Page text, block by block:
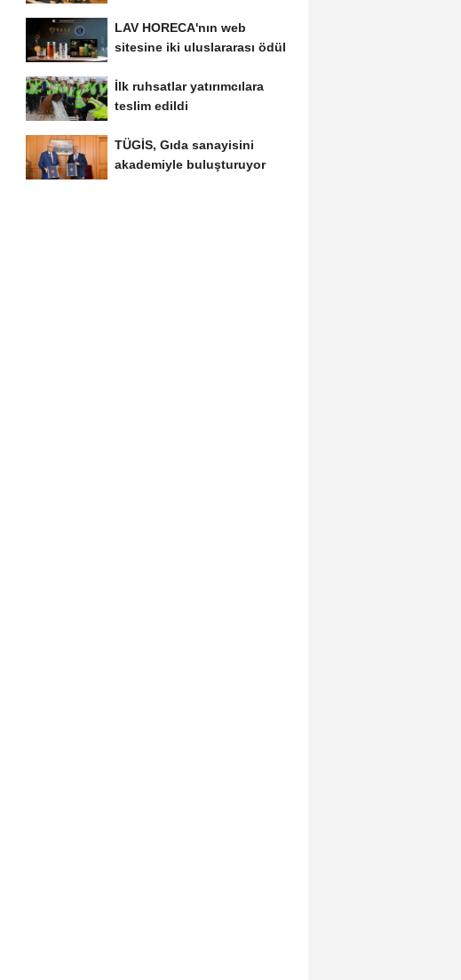
LAV HORECA'nın web
sitesine iki uluslararası ödül
İlk ruhsatlar yatırımcılara
teslim edildi
TÜGİS, Gıda sanayisini
akademiyle buluşturuyor